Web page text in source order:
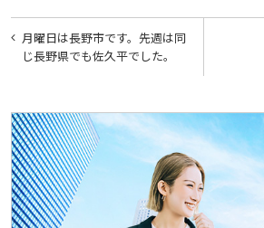
投
稿
ビ
ゲ
ー
シ
月曜日は長野市です。先週は同
じ長野県でも佐久平でした。